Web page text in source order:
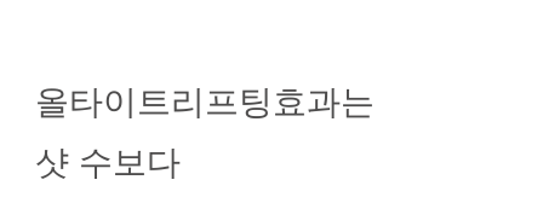
올타이트리프팅효과는
샷 수보다